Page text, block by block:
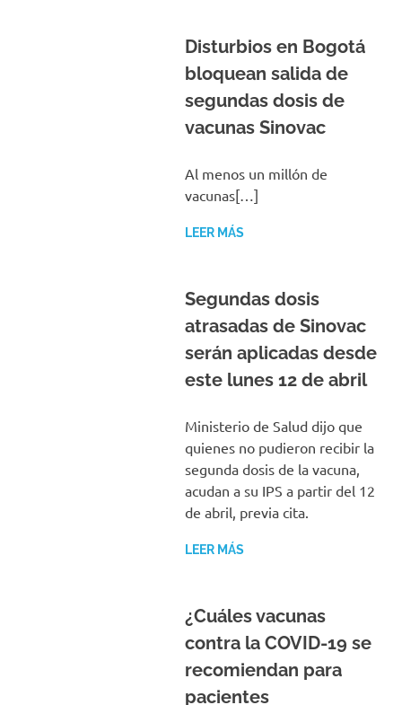
Disturbios en Bogotá
bloquean salida de
segundas dosis de
vacunas Sinovac
Al menos un millón de
vacunas[…]
LEER MÁS
Segundas dosis
atrasadas de Sinovac
serán aplicadas desde
este lunes 12 de abril
Ministerio de Salud dijo que
quienes no pudieron recibir la
segunda dosis de la vacuna,
acudan a su IPS a partir del 12
de abril, previa cita.
LEER MÁS
¿Cuáles vacunas
contra la COVID-19 se
recomiendan para
pacientes